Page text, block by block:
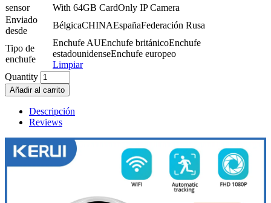
sensor
With 64GB CardOnly IP Camera
Enviado
desde
BélgicaCHINAEspañaFederación Rusa
Tipo de
enchufe
Enchufe AUEnchufe británicoEnchufe
estadounidenseEnchufe europeo
Limpiar
Quantity
Añadir al carrito
Descripción
Reviews